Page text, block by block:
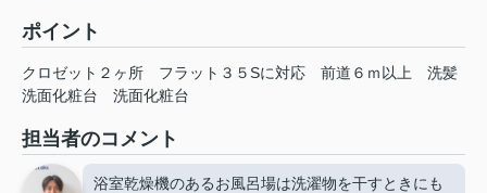
ポイント
クロゼット２ヶ所 フラット３５Sに対応 前道６ｍ以上
洗髪
洗面化粧台
洗面化粧台
担当者のコメント
浴室乾燥機のあるお風呂場は洗濯物を干すときにも